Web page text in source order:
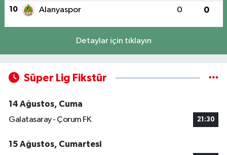
10 Alanyaspor 0 0
Detaylar için tıklayın
Süper Lig Fikstür
14 Ağustos, Cuma
Galatasaray - Çorum FK
21:30
15 Ağustos, Cumartesi